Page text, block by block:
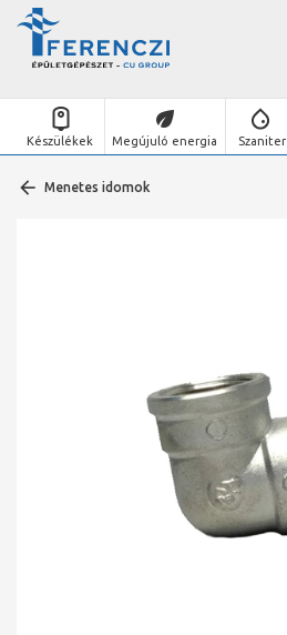
Készülékek Megújuló energia Szaniter
Menetes idomok